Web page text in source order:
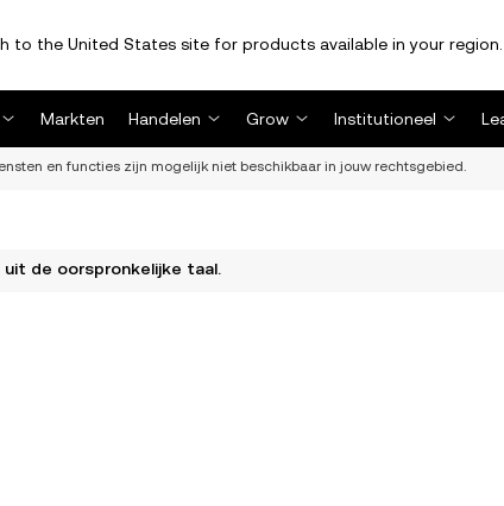
to the United States site for products available in your region.
Markten Handelen Grow Institutioneel
en functies zijn mogelijk niet beschikbaar in jouw rechtsgebied.
de oorspronkelijke taal.